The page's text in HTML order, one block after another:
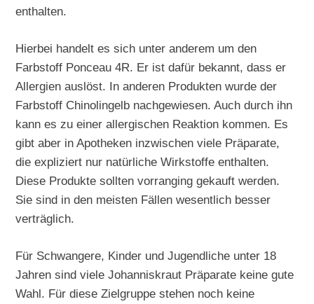
enthalten.
Hierbei handelt es sich unter anderem um den
Farbstoff Ponceau 4R. Er ist dafür bekannt, dass er
Allergien auslöst. In anderen Produkten wurde der
Farbstoff Chinolingelb nachgewiesen. Auch durch ihn
kann es zu einer allergischen Reaktion kommen. Es
gibt aber in Apotheken inzwischen viele Präparate,
die expliziert nur natürliche Wirkstoffe enthalten.
Diese Produkte sollten vorranging gekauft werden.
Sie sind in den meisten Fällen wesentlich besser
verträglich.
Für Schwangere, Kinder und Jugendliche unter 18
Jahren sind viele Johanniskraut Präparate keine gute
Wahl. Für diese Zielgruppe stehen noch keine